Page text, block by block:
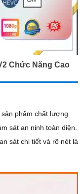
Chức Năng Cao
phẩm chất lượng
sát an ninh toàn diện.
sát chi tiết và rõ nét là